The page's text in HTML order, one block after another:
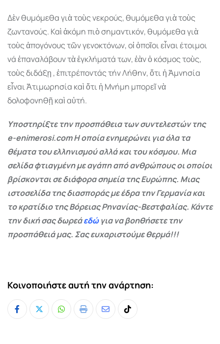
Δὲν θυµόµεθα γιὰ τοὺς νεκρούς, θυµόµεθα γιὰ τοὺς
ζωντανούς. Καὶ ἀκόµη πιὸ σηµαντικόν, θυµόµεθα γιὰ
τοὺς ἀπογόνους τῶν γενοκτόνων, οἱ ὁποῖοι εἶναι έτοιµοι
νά ἐπαναλάβουν τὰ ἐγκλήµατά των, ἐὰν ὁ κόσµος τοὺς,
τοὺς διδάξῃ , ἐπιτρέποντάς τήν Λήθην, ὅτι ἡ Ἀµνησία
εἶναι Ἀτιµωρησία καὶ ὅτι ἡ Μνήµη µπορεῖ νὰ
δολοφονηθῇ καὶ αὐτή.
Υποστηρίξτε την προσπάθεια των συντελεστών της
e-enimerosi.com Η οποία ενημερώνει για όλα τα
θέματα του ελληνισμού αλλά και του κόσμου. Μια
σελίδα φτιαγμένη με αγάπη από ανθρώπους οι οποίοι
βρίσκονται σε διάφορα σημεία της Ευρώπης. Μιας
ιστοσελίδα της διασποράς με έδρα την Γερμανία και
το κρατίδιο της Βόρειας Ρηνανίας-Βεστφαλίας. Κάντε
την δική σας δωρεάεδώγια να βοηθήσετε την
προσπάθειά μας. Σας ευχαριστούμε θερμά!!!
Κοινοποιήστε αυτή την ανάρτηση:
Whatsapp
Print
ShareTiktok